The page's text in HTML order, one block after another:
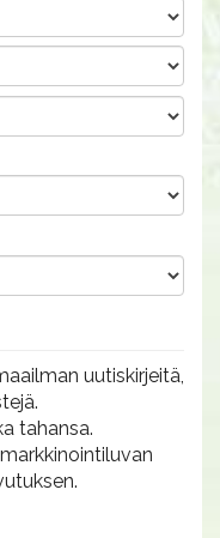
uutiskirjeitä,
tahansa.